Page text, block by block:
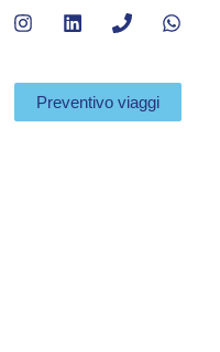
Preventivo viaggi